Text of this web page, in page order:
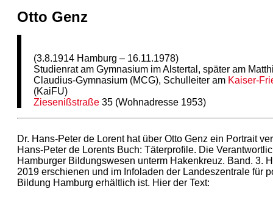
Otto Genz
(3.8.1914 Hamburg – 16.11.1978)
Studienrat am Gymnasium im Alstertal, später am
Claudius-Gymnasium (MCG), Schulleiter am Kaiser-
(KaiFU)
Ziesenißstraße 35 (Wohnadresse 1953)
Dr. Hans-Peter de Lorent hat über Otto Genz ein Portrait
Hans-Peter de Lorents Buch: Täterprofile. Die
Hamburger Bildungswesen unterm Hakenkreuz. Band. 3.
2019 erschienen und im Infoladen der Landeszentrale für
Bildung Hamburg erhältlich ist. Hier der Text: